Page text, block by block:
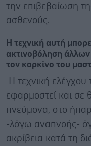
την επιβεβαίωση
ασθενούς.
Η τεχνική αυτή
ακτινοβόληση
τον καρκίνο του
Η τεχνική
εφαρμοστεί και σε
πνεύμονα, στο
-λόγω αναπνοής-
ακρίβεια κατά τη